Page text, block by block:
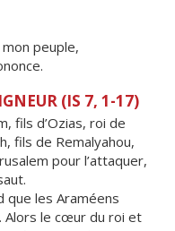
peuple,
(IS 7, 1-17)
fils d’Ozias, roi de
fils de Remalyahou,
pour l’attaquer,
que les Araméens
Alors le cœur du roi et